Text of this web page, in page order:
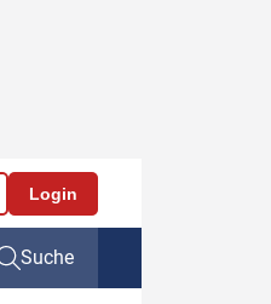
Login
Suche